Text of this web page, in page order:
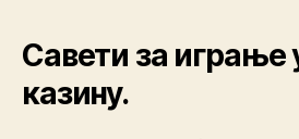
Савети за играње
казину.